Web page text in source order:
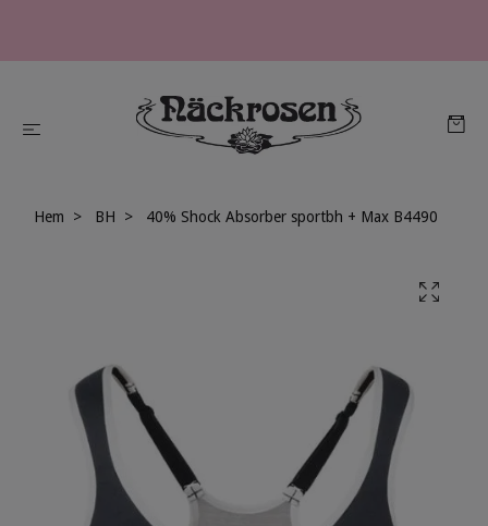
Hem BH 40% Shock Absorber sportbh + Max B4490